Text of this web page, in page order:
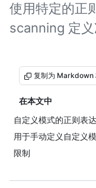
使用特定的正
scanning 定义
复制为 Markdown
在本文中
自定义模式的正则表
用于手动定义自定义
限制